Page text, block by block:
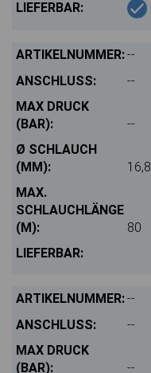
--
--
--
16,8
80
--
--
--